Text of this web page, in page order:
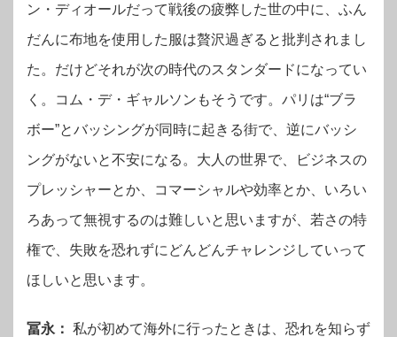
ン・ディオールだって戦後の疲弊した世の中に、ふん
だんに布地を使用した服は贅沢過ぎると批判されまし
た。だけどそれが次の時代のスタンダードになってい
く。コム・デ・ギャルソンもそうです。パリは“ブラ
ボー”とバッシングが同時に起きる街で、逆にバッシ
ングがないと不安になる。大人の世界で、ビジネスの
プレッシャーとか、コマーシャルや効率とか、いろい
ろあって無視するのは難しいと思いますが、若さの特
権で、失敗を恐れずにどんどんチャレンジしていって
ほしいと思います。
冨永： 私が初めて海外に行ったときは、恐れを知らず